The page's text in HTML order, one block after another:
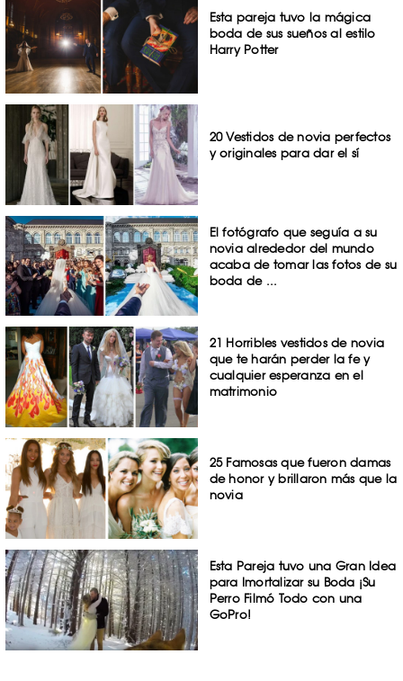
Esta pareja tuvo la mágica
boda de sus sueños al estilo
Harry Potter
20 Vestidos de novia perfectos
y originales para dar el sí
El fotógrafo que seguía a su
novia alrededor del mundo
acaba de tomar las fotos de su
boda de ...
21 Horribles vestidos de novia
que te harán perder la fe y
cualquier esperanza en el
matrimonio
25 Famosas que fueron damas
de honor y brillaron más que la
novia
Esta Pareja tuvo una Gran Idea
para Imortalizar su Boda ¡Su
Perro Filmó Todo con una
GoPro!